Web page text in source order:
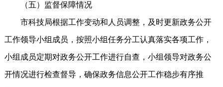
（五）监督保障情况
市科技局根据工作变动和人员调整，及时更新政务公开
工作领导小组成员，按照小组任务分工认真落实各项工作，
小组成员定期对政务公开工作进行自查，小组领导对政务公
开情况进行检查督导，确保政务信息公开工作稳步有序推